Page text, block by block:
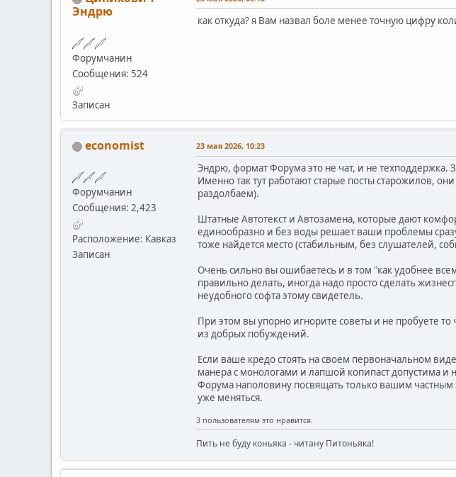
Эндрю
Форумчанин
Сообщения: 524
Записан
как откуда? я Вам назвал боле менее точную цифру
economist
Форумчанин
Сообщения: 2,423
Расположение: Кавказ
Записан
23 мая 2026, 10:23
Эндрю, формат Форума это не чат, и не
Именно так тут работают старые посты старожилов,
раздолбаем).
Штатные Автотекст и Автозамена, которые дают
единообразно и без воды решает ваши проблемы
тоже найдется место (стабильным, без слушателей,
Очень сильно вы ошибаетесь и в том "как удобнее
правильно делать, иногда надо просто сделать
неудобного софта этому свидетель.
При этом вы упорно игнорите советы и не пробуете
из добрых побуждений.
Если ваше кредо стоять на своем первоначальном
манера с монологами и лапшой копипаст допустима и
Форума наполовину посвящать только вашим
уже меняться.
3 пользователям это нравится.
Пить не буду коньяка - читану Питоньяка!